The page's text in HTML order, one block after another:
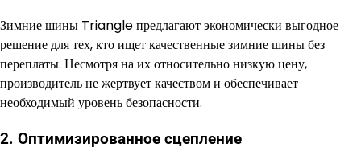
Зимние шины Triangleпредлагают экономически выгодное
решение для тех, кто ищет качественные зимние шины без
переплаты. Несмотря на их относительно низкую цену,
производитель не жертвует качеством и обеспечивает
необходимый уровень безопасности.
2. Оптимизированное сцепление